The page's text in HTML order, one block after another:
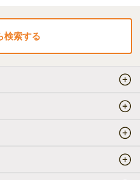
検索する
相談したい